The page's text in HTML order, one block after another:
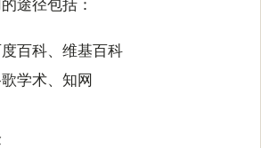
途径包括：
百科、维基百科
学术、知网